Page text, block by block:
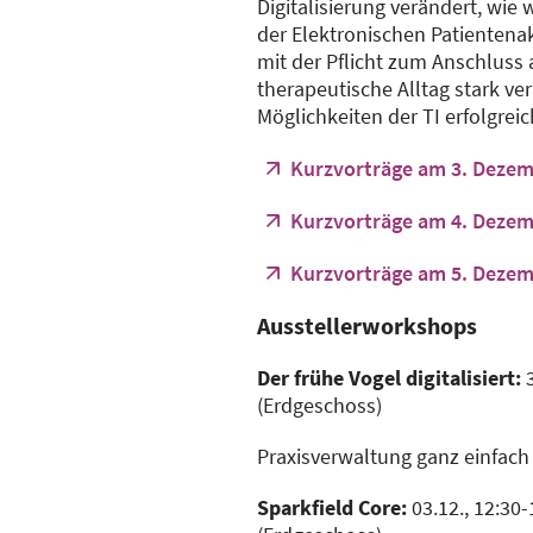
Digitalisierung verändert, wie
der Elektronischen
mit der Pflicht zum Anschluss
therapeutische Alltag stark
Möglichkeiten der TI
Kurzvorträge am 3.
Kurzvorträge am 4.
Kurzvorträge am 5.
Ausstellerworkshops
Der frühe Vogel digitalisiert:
(Erdgeschoss)
Praxisverwaltung ganz
Sparkfield Core:03.12.,